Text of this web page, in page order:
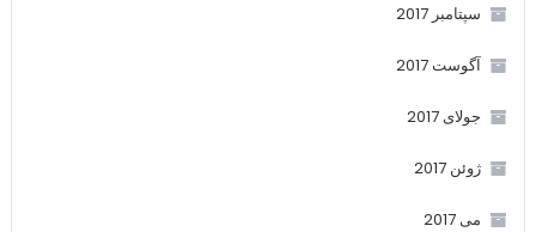
سپتامبر 2017
آگوست 2017
جولای 2017
ژوئن 2017
می 2017